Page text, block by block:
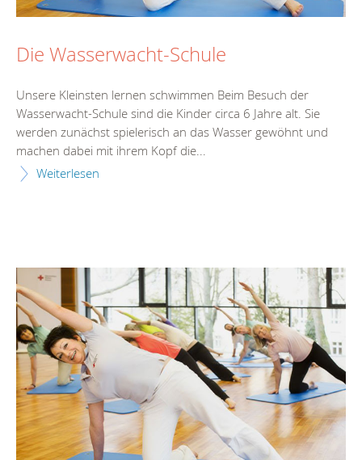
Die Wasserwacht-Schule
Unsere Kleinsten lernen schwimmen Beim Besuch der
Wasserwacht-Schule sind die Kinder circa 6 Jahre alt. Sie
werden zunächst spielerisch an das Wasser gewöhnt und
machen dabei mit ihrem Kopf die...
Weiterlesen